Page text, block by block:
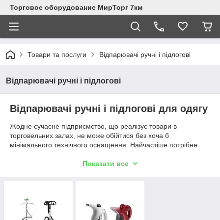
Торговое оборудование МирТорг 7км
Товари та послуги Відпарювачі ручні і підлогові
Відпарювачі ручні і підлогові
Відпарювачі ручні і підлогові для одягу
Жодне сучасне підприємство, що реалізує товари в
торговельних залах, не може обійтися без хоча б
мінімального технічного оснащення. Найчастіше потрібне
яке застосовується при розміщенні в залі або показ виробів,
Одним із найбільш корисних інструментів є відпарювач для
одягу. Це унікальне торгове обладнання дає можливість
Показати все